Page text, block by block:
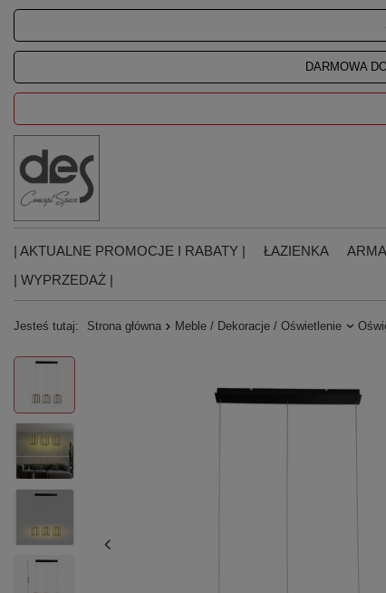
DARMOWA
| AKTUALNE PROMOCJE I RABATY | ŁAZIENKA
| WYPRZEDAŻ |
Jesteś tutaj: Strona główna Meble / Dekoracje / Oświetlenie